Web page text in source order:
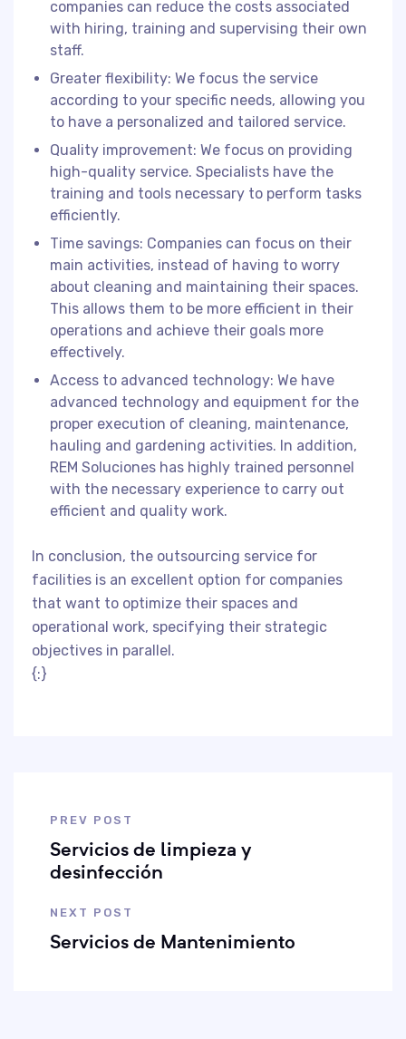
companies can reduce the costs associated
with hiring, training and supervising their own
staff.
Greater flexibility: We focus the service
according to your specific needs, allowing you
to have a personalized and tailored service.
Quality improvement: We focus on providing
high-quality service. Specialists have the
training and tools necessary to perform tasks
efficiently.
Time savings: Companies can focus on their
main activities, instead of having to worry
about cleaning and maintaining their spaces.
This allows them to be more efficient in their
operations and achieve their goals more
effectively.
Access to advanced technology: We have
advanced technology and equipment for the
proper execution of cleaning, maintenance,
hauling and gardening activities. In addition,
REM Soluciones has highly trained personnel
with the necessary experience to carry out
efficient and quality work.
In conclusion, the outsourcing service for
facilities is an excellent option for companies
that want to optimize their spaces and
operational work, specifying their strategic
objectives in parallel.
{:}
PREV POST
Servicios de limpieza y
desinfección
NEXT POST
Servicios de Mantenimiento